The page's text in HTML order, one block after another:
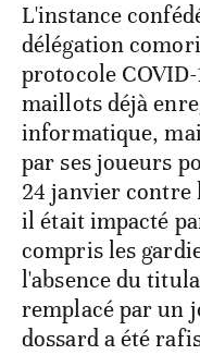
L'instance
délégation
protocole
maillots déjà
informatique,
par ses joueurs
24 janvier contre
il était impacté
compris les
l'absence du
remplacé par un
dossard a été